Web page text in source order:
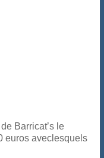
Barricat’s le
euros aveclesquels